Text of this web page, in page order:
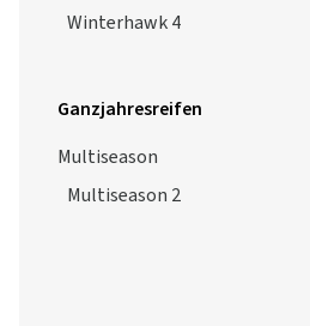
Winterhawk 4
Ganzjahresreifen
Multiseason
Multiseason 2